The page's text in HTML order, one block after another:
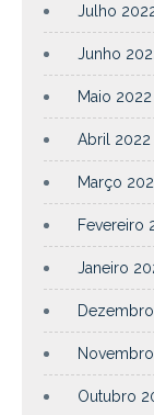
Julho
Junho
Maio 2022
Abril 2022
Março
Fevereiro
Janeiro
Outubro